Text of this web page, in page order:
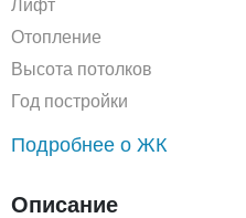
Лифт
Отопление
Высота потолков
Год постройки
Подробнее о ЖК
Описание